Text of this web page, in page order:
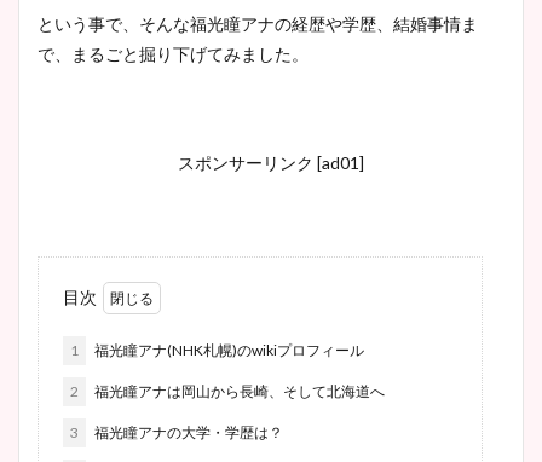
という事で、そんな福光瞳アナの経歴や学歴、結婚事情ま
で、まるごと掘り下げてみました。
スポンサーリンク [ad01]
目次
1 福光瞳アナ(NHK札幌)のwikiプロフィール
2 福光瞳アナは岡山から長崎、そして北海道へ
3 福光瞳アナの大学・学歴は？